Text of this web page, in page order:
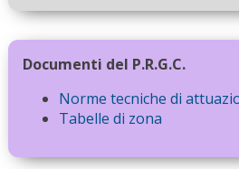
Documenti del P.R.G.C.
Norme tecniche di
Tabelle di zona